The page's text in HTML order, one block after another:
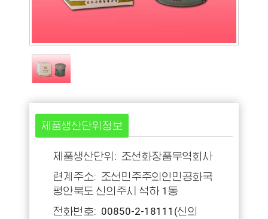
제품생산단위정보
제품생산단위: 조선화장품무역회사
련계주소: 조선민주주의인민공화국
평안북도 신의주시 석하 1동
전화번호: 00850-2-18111(신의